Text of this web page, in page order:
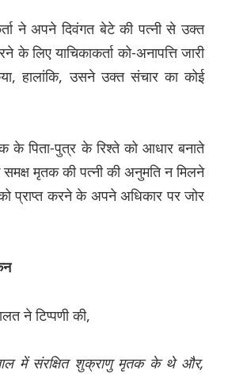
ने अपने दिवंगत बेटे की पत्नी से उक्त
के लिए याचिकाकर्ता को-अनापत्ति जारी
हालांकि, उसने उक्त संचार का कोई
के पिता-पुत्र के रिश्ते को आधार बनाते
मृतक की पत्नी की अनुमति न मिलने
प्राप्त करने के अपने अधिकार पर जोर
ने टिप्पणी की,
में संरक्षित शुक्राणु मृतक के थे और,